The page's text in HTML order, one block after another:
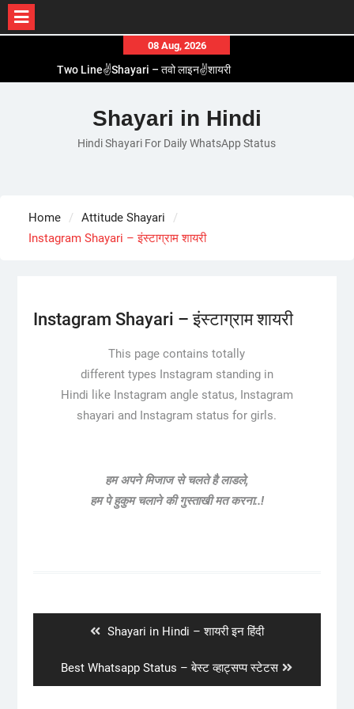
content
08 Aug, 2026
Two Line✌️Shayari – तवो लाइन✌️शायरी
Romantic Love😽Status – रोमांटिक लव😽स्टेटस
Love🥳Poetry In Hindi – लव🥳पोएट्री इन हिंदी
1 Line☝️Shayari In Hindi – १ लाइन☝️शायरी इन हिंदी
Shayari in Hindi
Hindi Shayari For Daily WhatsApp Status
Home
Attitude Shayari
Instagram Shayari – इंस्टाग्राम शायरी
Instagram Shayari – इंस्टाग्राम शायरी
This page contains totally
different types Instagram standing in
Hindi like Instagram angle status, Instagram
shayari and Instagram status for girls.
हम अपने मिजाज से चलते है लाडले,
हम पे हुकुम चलाने की गुस्ताखी मत करना..!
Previous
Shayari in Hindi – शायरी इन हिंदी
Next
post:
Best Whatsapp Status – बेस्ट व्हाट्सप्प स्टेटस